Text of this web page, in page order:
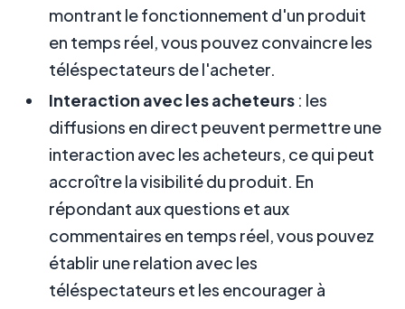
montrant le fonctionnement d'un produit
en temps réel, vous pouvez convaincre les
téléspectateurs de l'acheter.
Interaction avec les acheteurs : les
diffusions en direct peuvent permettre une
interaction avec les acheteurs, ce qui peut
accroître la visibilité du produit. En
répondant aux questions et aux
commentaires en temps réel, vous pouvez
établir une relation avec les
téléspectateurs et les encourager à